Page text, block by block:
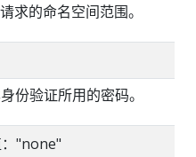
求的命名空间范围。
份验证所用的密码。
"none"